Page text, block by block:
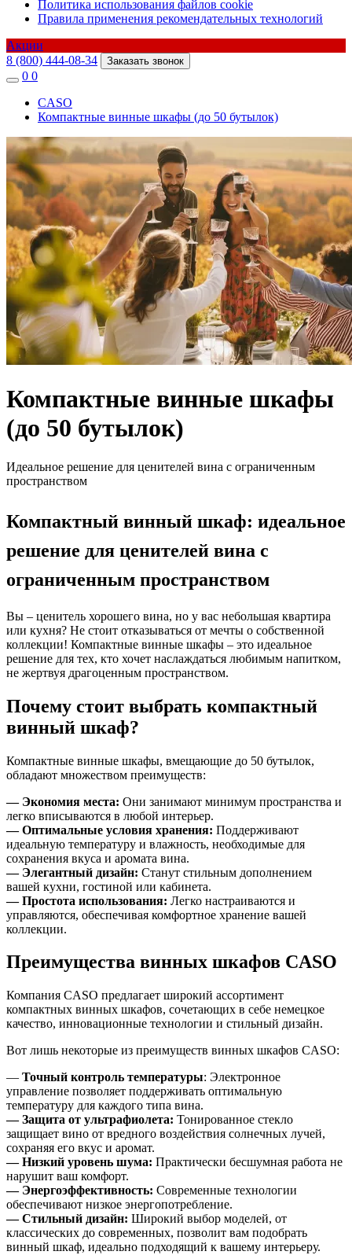
Политика использования файлов cookie
Правила применения рекомендательных технологий
Акции
8 (800) 444-08-34
Заказать звонок
0 0
CASO
Компактные винные шкафы (до 50 бутылок)
Компактные винные шкафы
(до 50 бутылок)
Идеальное решение для ценителей вина с ограниченным
пространством
Компактный винный шкаф: идеальное
решение для ценителей вина с
ограниченным пространством
Вы – ценитель хорошего вина, но у вас небольшая квартира
или кухня? Не стоит отказываться от мечты о собственной
коллекции! Компактные винные шкафы – это идеальное
решение для тех, кто хочет наслаждаться любимым напитком,
не жертвуя драгоценным пространством.
Почему стоит выбрать компактный
винный шкаф?
Компактные винные шкафы, вмещающие до 50 бутылок,
обладают множеством преимуществ:
— Экономия места: Они занимают минимум пространства и
легко вписываются в любой интерьер.
— Оптимальные условия хранения: Поддерживают
идеальную температуру и влажность, необходимые для
сохранения вкуса и аромата вина.
— Элегантный дизайн: Станут стильным дополнением
вашей кухни, гостиной или кабинета.
— Простота использования: Легко настраиваются и
управляются, обеспечивая комфортное хранение вашей
коллекции.
Преимущества винных шкафов CASO
Компания CASO предлагает широкий ассортимент
компактных винных шкафов, сочетающих в себе немецкое
качество, инновационные технологии и стильный дизайн.
Вот лишь некоторые из преимуществ винных шкафов CASO:
— Точный контроль температуры: Электронное
управление позволяет поддерживать оптимальную
температуру для каждого типа вина.
— Защита от ультрафиолета: Тонированное стекло
защищает вино от вредного воздействия солнечных лучей,
сохраняя его вкус и аромат.
— Низкий уровень шума: Практически бесшумная работа не
нарушит ваш комфорт.
— Энергоэффективность: Современные технологии
обеспечивают низкое энергопотребление.
— Стильный дизайн: Широкий выбор моделей, от
классических до современных, позволит вам подобрать
винный шкаф, идеально подходящий к вашему интерьеру.